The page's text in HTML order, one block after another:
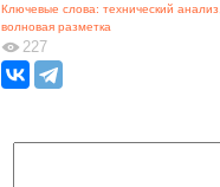
Ключевые слова: технический анализ
волновая разметка
227